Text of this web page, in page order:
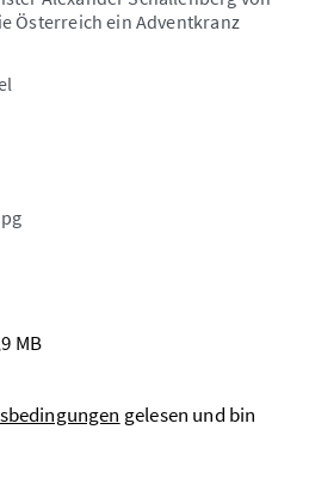
Österreich ein Adventkranz
MB
gelesen und bin